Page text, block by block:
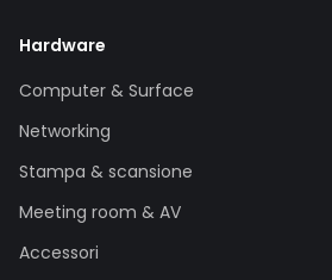
Hardware
Computer & Surface
Networking
Stampa & scansione
Meeting room & AV
Accessori